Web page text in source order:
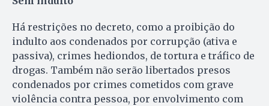
Há restrições no decreto, como a proibição do
indulto aos condenados por corrupção (ativa e
passiva), crimes hediondos, de tortura e tráfico de
drogas. Também não serão libertados presos
condenados por crimes cometidos com grave
violência contra pessoa, por envolvimento com